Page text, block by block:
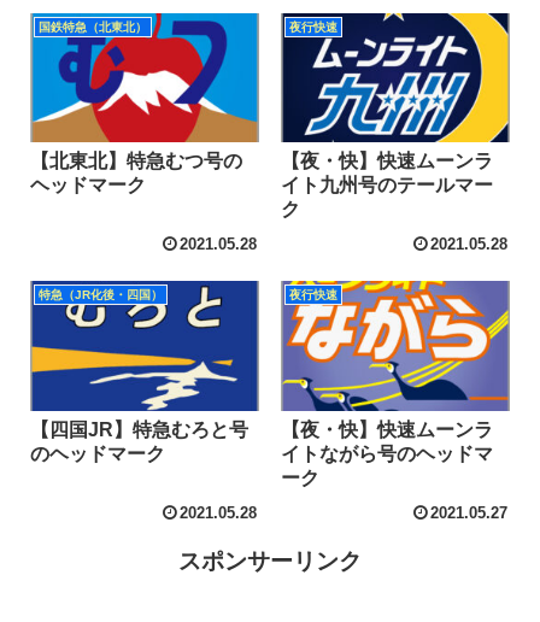
国鉄特急（北東北）
【北東北】特急むつ号の
ヘッドマーク
2021.05.28
夜行快速
【夜・快】快速ムーンラ
イト九州号のテールマー
ク
2021.05.28
特急（JR化後・四国）
【四国JR】特急むろと号
のヘッドマーク
2021.05.28
夜行快速
【夜・快】快速ムーンラ
イトながら号のヘッドマ
ーク
2021.05.27
スポンサーリンク